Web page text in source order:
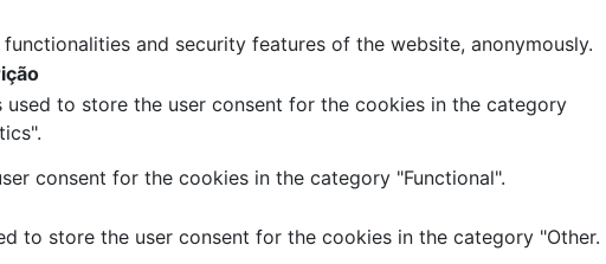
and security features of the website, anonymously.
to store the user consent for the cookies in the category
consent for the cookies in the category "Functional".
to store the user consent for the cookies in the category "Other.